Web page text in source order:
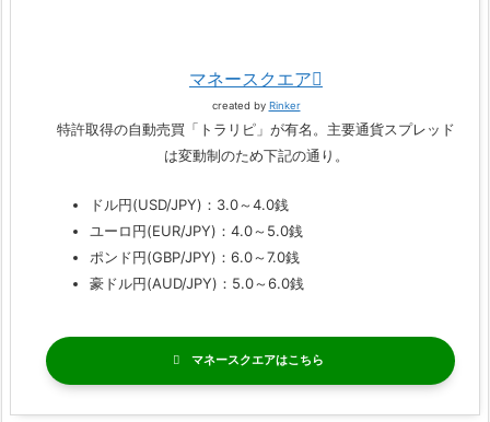
マネースクエア
created by Rinker
特許取得の自動売買「トラリピ」が有名。主要通貨スプレッド
は変動制のため下記の通り。
ドル円(USD/JPY)：3.0～4.0銭
ユーロ円(EUR/JPY)：4.0～5.0銭
ポンド円(GBP/JPY)：6.0～7.0銭
豪ドル円(AUD/JPY)：5.0～6.0銭
マネースクエア